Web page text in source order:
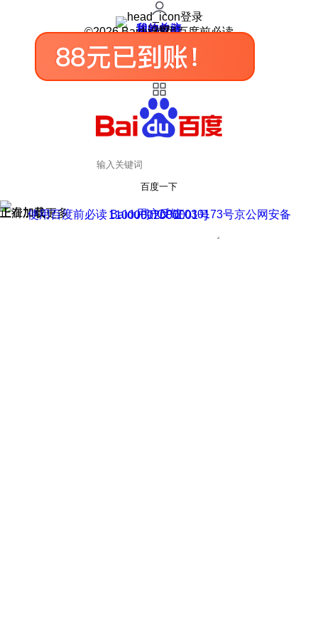
登录
我的关注
我的收藏
皮肤中心
用户反馈
设置
©2026 Baidu 使用百度前必读
百度一下
正在加载
上滑加载更多 用户反馈
使用百度前必读 Baidu 京ICP证030173号
京公网安备11000002000001号